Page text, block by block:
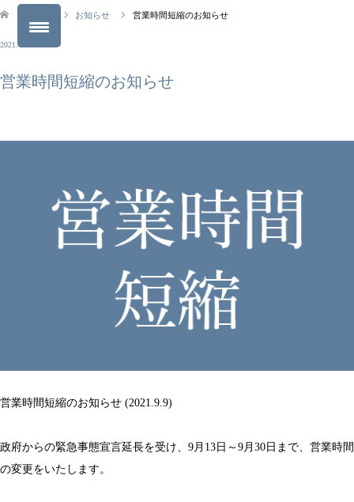
お知らせ 営業時間短縮のお知らせ
2021.09.09
営業時間短縮のお知らせ
営業時間短縮のお知らせ (2021.9.9)
政府からの緊急事態宣言延長を受け、9月13日～9月30日まで、営業時間
の変更をいたします。